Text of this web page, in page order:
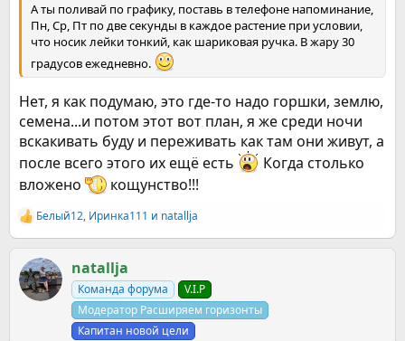
А ты поливай по графику, поставь в телефоне напоминание,
Пн, Ср, Пт по две секунды в каждое растение при условии,
что носик лейки тонкий, как шариковая ручка. В жару 30
градусов ежедневно.
Нет, я как подумаю, это где-то надо горшки, землю,
семена...и потом этот вот план, я же среди ночи
вскакивать буду и переживать как там они живут, а
после всего этого их ещё есть
Когда столько
вложено
кощунство!!!
Р
е
к
ц
и
Белый12, Иринка111 и natallja
natallja
Команда форума
V.I.P
Модератор Расширяем горизонты
Капитан новой цели